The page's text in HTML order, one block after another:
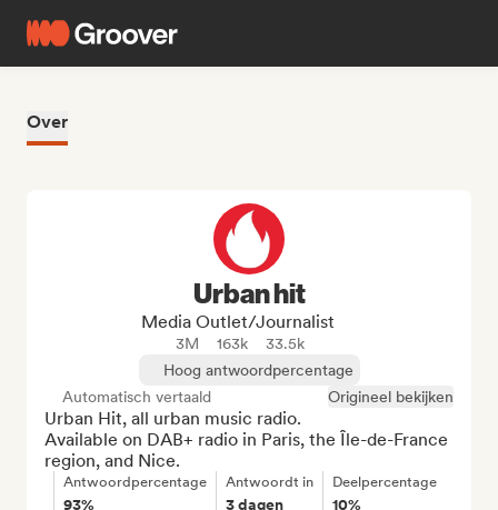
Over
Urban hit
Media Outlet/Journalist
3M 163k
33.5k
Hoog antwoordpercentage
Automatisch vertaald
Origineel bekijken
Urban Hit, all urban music radio.
Available on DAB+ radio in Paris, the Île-de-France
region, and Nice.
Antwoordpercentage
93%
Antwoordt in
3 dagen
Deelpercentage
10%